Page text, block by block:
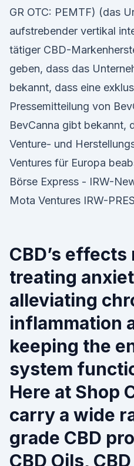
GR OTC: PEMTF) (das
aufstrebender vertikal
tätiger CBD-
geben, dass das
bekannt, dass eine
Pressemitteilung von
BevCanna gibt bekannt,
Venture- und
Ventures für Europa
Börse Express - IRW-
Mota Ventures IRW-
CBD’s
treating
alleviating
inflammation
keeping the
system
Here at Shop
carry a wide
grade CBD
CBD Oils,